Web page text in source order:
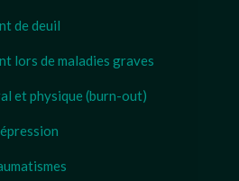
de deuil
lors de maladies graves
et physique (burn-out)